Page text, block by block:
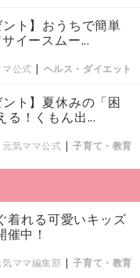
ント】おうちで簡単
イースムー...
マ公式 | ヘルス・ダイエット
ント】夏休みの「困
る！くもん出...
元気ママ公式 |子育て・教育
着れる可愛いキッズ
中！
気ママ編集部 |子育て・教育